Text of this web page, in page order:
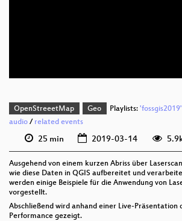
OpenStreeetMap Geo Playlists:
audio / related events
25 min 2019-03-14
Ausgehend von einem kurzen Abriss über
wie diese Daten in QGIS aufbereitet und
werden einige Beispiele für die Anwendung von
vorgestellt.
Abschließend wird anhand einer Live-Präsentation
Performance gezeigt.